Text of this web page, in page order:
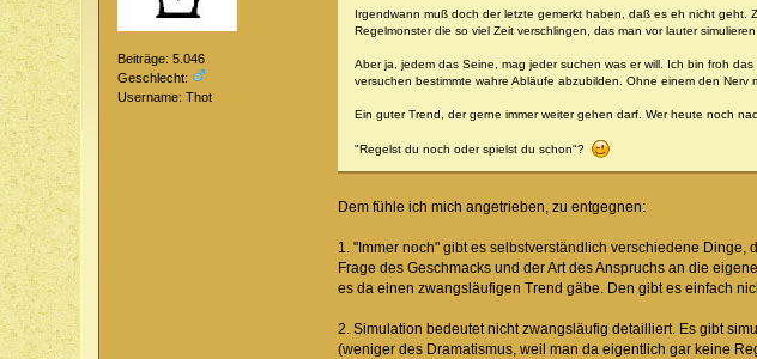
Beiträge: 5.046
Geschlecht:
Username: Thot
Irgendwann muß doch der letzte gemerkt haben, daß es eh nicht geht.
Regelmonster die so viel Zeit verschlingen, das man vor lauter
Aber ja, jedem das Seine, mag jeder suchen was er will. Ich bin froh
versuchen bestimmte wahre Abläufe abzubilden. Ohne einem den Nerv
Ein guter Trend, der gerne immer weiter gehen darf. Wer heute noch
"Regelst du noch oder spielst du schon"?
Dem fühle ich mich angetrieben, zu entgegnen:
1. "Immer noch" gibt es selbstverständlich verschiedene
Frage des Geschmacks und der Art des Anspruchs an die
es da einen zwangsläufigen Trend gäbe. Den gibt es einfach
2. Simulation bedeutet nicht zwangsläufig detailliert. Es gibt
(weniger des Dramatismus, weil man da eigentlich gar keine